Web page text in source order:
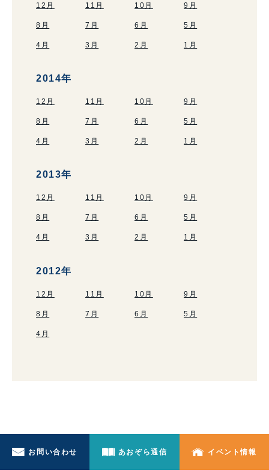
12月 11月 10月 9月
8月 7月 6月 5月
4月 3月 2月 1月
2014年
12月 11月 10月 9月
8月 7月 6月 5月
4月 3月 2月 1月
2013年
12月 11月 10月 9月
8月 7月 6月 5月
4月 3月 2月 1月
2012年
12月 11月 10月 9月
8月 7月 6月 5月
4月
お問い合わせ あおぞら通信 イベント情報